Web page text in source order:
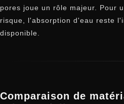
pores joue un rôle majeur. Pour
risque, l'absorption d'eau reste
disponible.
Comparaison de